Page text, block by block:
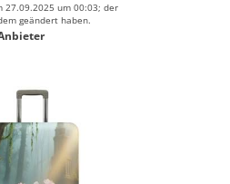
um 00:03; der
geändert haben.